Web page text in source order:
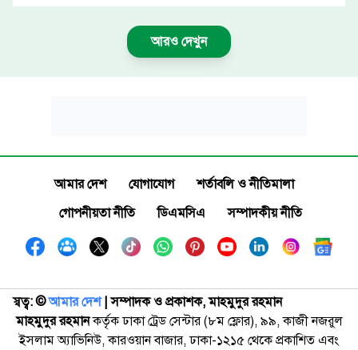
আরও দেখুন
আমার দেশ যোগাযোগ
শর্তাবলি ও নীতিমালা
গোপনীয়তা নীতি
ডিএমসিএ সম্পাদকীয় নীতি
স্বত্ব: ©️আমার দেশ| সম্পাদক ও প্রকাশক, মাহমুদুর রহমান
মাহমুদুর রহমানকর্তৃক ঢাকা ট্রেড সেন্টার (৮ম ফ্লোর), ৯৯, কাজী নজরুল
ইসলাম অ্যাভিনিউ, কারওয়ান বাজার, ঢাকা-১২১৫ থেকে প্রকাশিত এবং